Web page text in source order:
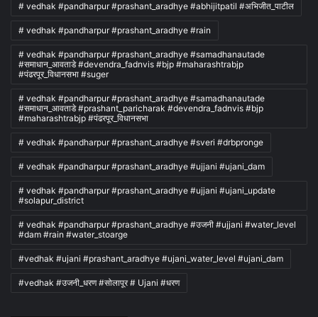
# vedhak #pandharpur #prashant_aradhye #abhijitpatil #अभिजीत_पाटील
# vedhak #pandharpur #prashant_aradhye #rain
# vedhak #pandharpur #prashant_aradhye #samadhanautade
#समाधान_आवताडे #devendra_fadnvis #bjp #maharashtrabjp
#पंढरपूर_विधानसभा #suger
# vedhak #pandharpur #prashant_aradhye #samadhanautade
#समाधान_आवताडे #prashant_paricharak #devendra_fadnvis #bjp
#maharashtrabjp #पंढरपूर_विधानसभा
# vedhak #pandharpur #prashant_aradhye #sveri #drbpronge
# vedhak #pandharpur #prashant_aradhye #ujjani #ujani_dam
# vedhak #pandharpur #prashant_aradhye #ujjani #ujani_update
#solapur_district
# vedhak #pandharpur #prashant_aradhye #उजनी #ujjani #water_level
#dam #rain #water_stoarge
#vedhak #ujani #prashant_aradhye #ujani_water_level #ujani_dam
#vedhak #उजनी_धरण #सोलापूर # Ujani #धरण